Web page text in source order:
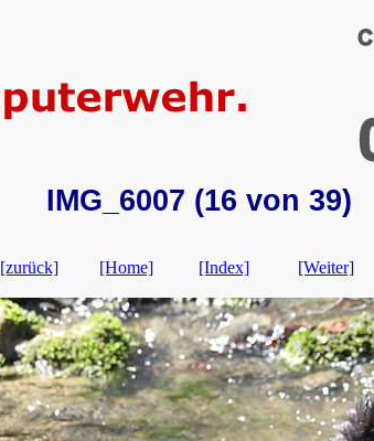
IMG_6007 (16 von 39)
[zurück] [Home] [Index] [Weiter]